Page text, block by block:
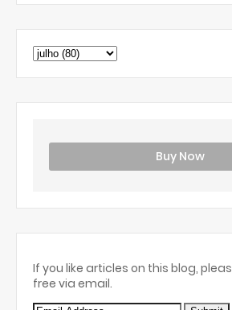
Buy Now
If you like articles on this blog,
free via email.